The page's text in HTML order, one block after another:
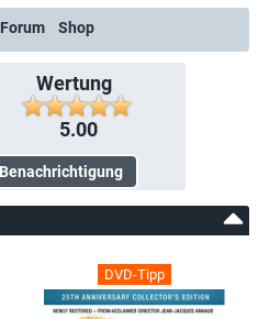
Forum Shop
Wertung
5.00
DVD-Tipp